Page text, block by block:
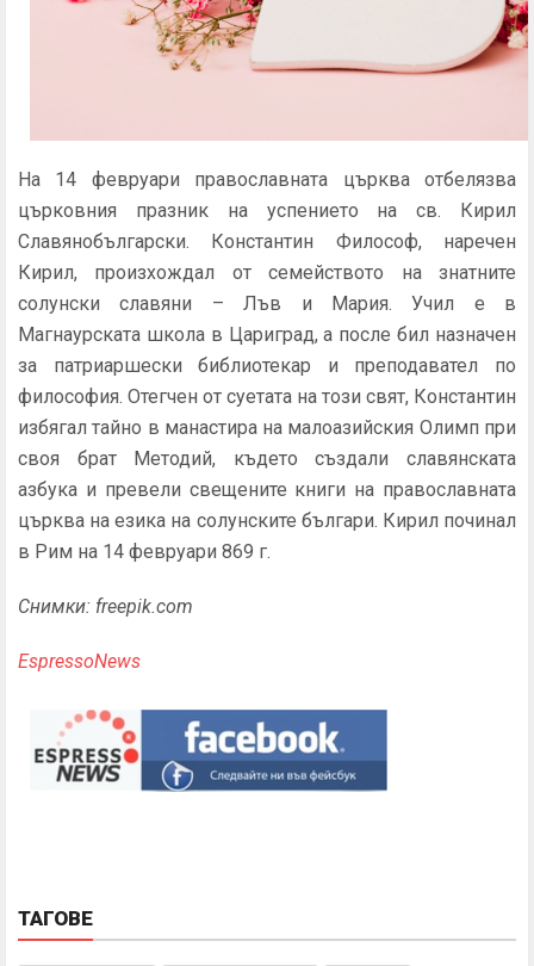
На 14 февруари православната църква отбелязва
църковния празник на успението на св. Кирил
Славянобългарски. Константин Философ, наречен
Кирил, произхождал от семейството на знатните
солунски славяни – Лъв и Мария. Учил е в
Магнаурската школа в Цариград, а после бил назначен
за патриаршески библиотекар и преподавател по
философия. Отегчен от суетата на този свят, Константин
избягал тайно в манастира на малоазийския Олимп при
своя брат Методий, където създали славянската
азбука и превели свещените книги на православната
църква на езика на солунските българи. Кирил починал
в Рим на 14 февруари 869 г.
Снимки: freepik.com
EspressoNews
ТАГОВЕ